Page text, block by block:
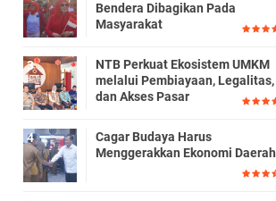
Bendera Dibagikan Pada
Masyarakat
NTB Perkuat Ekosistem UMKM
melalui Pembiayaan, Legalitas,
dan Akses Pasar
Cagar Budaya Harus
Menggerakkan Ekonomi Daerah